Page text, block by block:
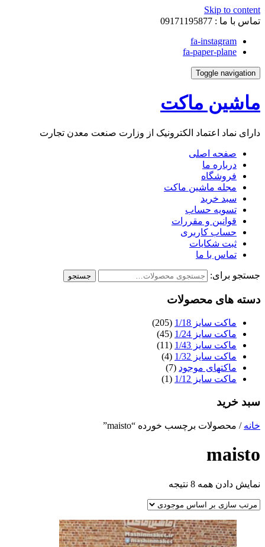
Skip to content
تماس با ما : 09171195877
fa-instagram
fa-paper-plane
Toggle navigation
ماشین ماکت
دارای نماد اعتماد الکترونیک از وزارت صنعت معدن تجارت
صفحه اصلی
درباره ما
فروشگاه
مجله ماشین ماکت
سبد خرید
تسویه حساب
قوانین و مقررات
حساب کاربری
ثبت شکایات
تماس با ما
جستجو برای: جستجو
دسته های محصولات
ماکت سایز 1/18
(205)
ماکت سایز 1/24
(45)
ماکت سایز 1/43
(11)
ماکت سایز 1/32
(4)
ماکتهای موجود (7)
ماکت سایز 1/12
(1)
سبد خرید
خانه / محصولات برچسب خورده “maisto”
maisto
نمایش دادن همه 8 نتیجه